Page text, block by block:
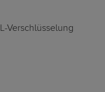
Verschlüsselung